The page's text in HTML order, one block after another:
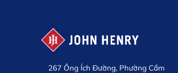
267 Ông Ích Đường, Phường Cẩm